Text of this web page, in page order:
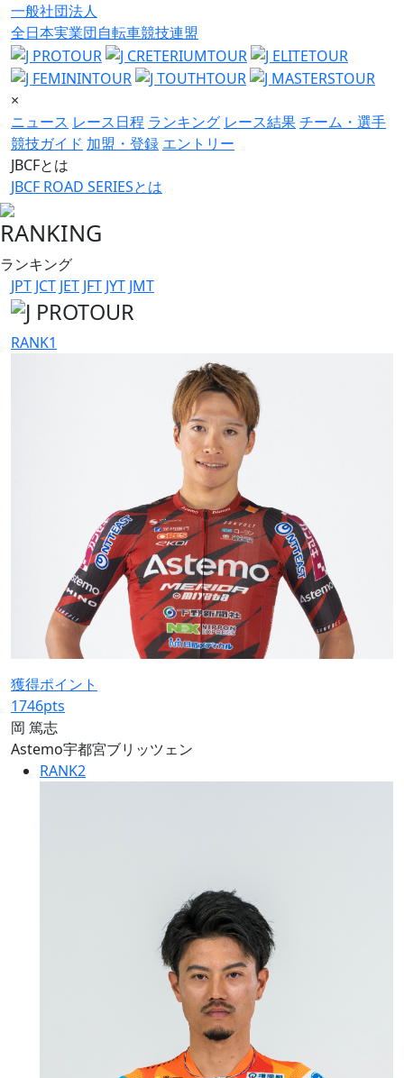
一般社団法人
全日本実業団自転車競技連盟
×
ニュース レース日程 ランキング レース結果チーム・選手
競技ガイド 加盟・登録 エントリー
JBCFとは
JBCF ROAD SERIESとは
RANKING
ランキング
JPT JCT JET JFT JYT JMT
RANK1
獲得ポイント
1746pts
岡 篤志
Astemo宇都宮ブリッツェン
RANK2